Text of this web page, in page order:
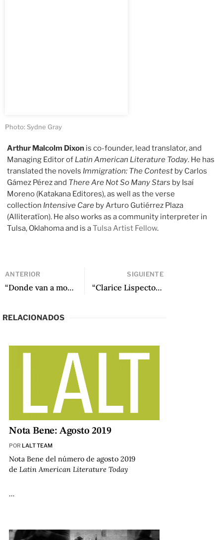
Photo: Sydne Gray
Arthur Malcolm Dixon is co-founder, lead translator, and
Managing Editor of Latin American Literature Today. He has
translated the novels Immigration: The Contest by Carlos
Gámez Pérez and There Are Not So Many Stars by Isaí
Moreno (Katakana Editores), as well as the verse
collection Intensive Care by Arturo Gutiérrez Plaza
(Alliteratïon). He also works as a community interpreter in
Tulsa, Oklahoma and is aTulsa Artist Fellow.
ANTERIOR
“Donde van a morir los Rocinantes” de Víctor Carreño
SIGUIENTE
“Clarice Lispector: Fuera de las garras de la teoría” de Guillermo Cerceau
RELACIONADOS
Nota Bene: Agosto 2019
POR LALT TEAM
Nota Bene del número de agosto 2019
de Latin American Literature Today
…